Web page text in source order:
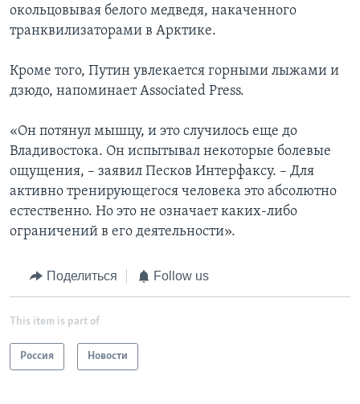
окольцовывая белого медведя, накаченного
транквилизаторами в Арктике.
Кроме того, Путин увлекается горными лыжами и
дзюдо, напоминает Associated Press.
«Он потянул мышцу, и это случилось еще до
Владивостока. Он испытывал некоторые болевые
ощущения, – заявил Песков Интерфаксу. – Для
активно тренирующегося человека это абсолютно
естественно. Но это не означает каких-либо
ограничений в его деятельности».
Поделиться Follow us
This item is part of
Россия Новости